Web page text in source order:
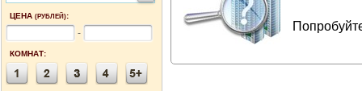
ЦЕНА (РУБЛЕЙ):
-
КОМНАТ: